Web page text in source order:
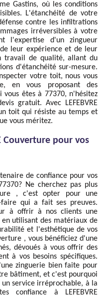
Gastins, où les conditions
L'étanchéité de votre
contre les infiltrations
irréversibles à votre
l'expertise d'un zingueur
leur expérience et de leur
travail de qualité, allant du
d'étanchéité sur-mesure.
votre toit, nous vous
en vous proposant des
êtes à 77370, n'hésitez
gratuit. Avec LEFEBVRE
toit qui résiste au temps et
vous méritez.
Couverture pour vos
de confiance pour vos
Ne cherchez pas plus
, c'est opter pour une
qui a fait ses preuves.
à offrir à nos clients une
utilisant des matériaux de
et l'esthétique de vos
, vous bénéficiez d'une
dévoués à vous offrir des
à vos besoins spécifiques.
zinguerie bien faite pour
bâtiment, et c'est pourquoi
un service irréprochable, à la
confiance à LEFEBVRE